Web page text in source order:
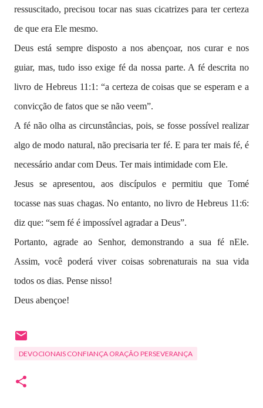
ressuscitado, precisou tocar nas suas cicatrizes para ter certeza
de que era Ele mesmo.
Deus está sempre disposto a nos abençoar, nos curar e nos
guiar, mas, tudo isso exige fé da nossa parte. A fé descrita no
livro de Hebreus 11:1: “a certeza de coisas que se esperam e a
convicção de fatos que se não veem”.
A fé não olha as circunstâncias, pois, se fosse possível realizar
algo de modo natural, não precisaria ter fé. E para ter mais fé, é
necessário andar com Deus. Ter mais intimidade com Ele.
Jesus se apresentou, aos discípulos e permitiu que Tomé
tocasse nas suas chagas. No entanto, no livro de Hebreus 11:6:
diz que: “sem fé é impossível agradar a Deus”.
Portanto, agrade ao Senhor, demonstrando a sua fé nEle.
Assim, você poderá viver coisas sobrenaturais na sua vida
todos os dias. Pense nisso!
Deus abençoe!
DEVOCIONAIS CONFIANÇA ORAÇÃO PERSEVERANÇA